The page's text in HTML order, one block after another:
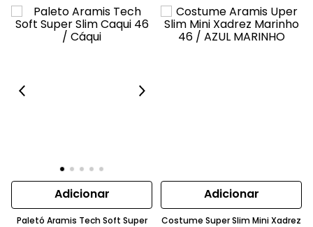
Adicionar
Paletó Aramis Tech Soft Super
Adicionar
Costume Super Slim Mini Xadrez